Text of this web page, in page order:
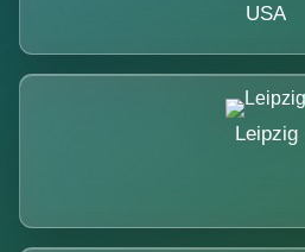
USA
Leipzig